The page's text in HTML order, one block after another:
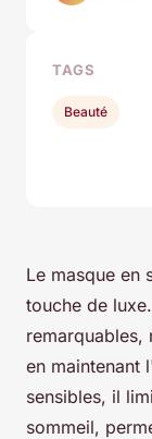
Le masque en
touche de
remarquables,
en maintenant
sensibles, il
sommeil,
TAGS
Beauté